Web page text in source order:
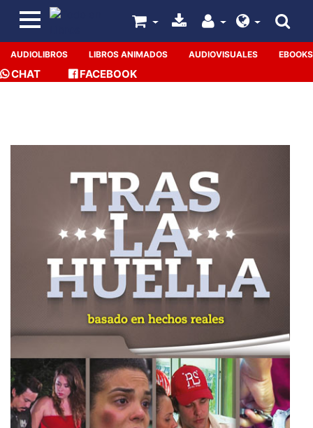
AUDIOLIBROS LIBROS ANIMADOS AUDIOVISUALES EBOOKS
CHAT FACEBOOK